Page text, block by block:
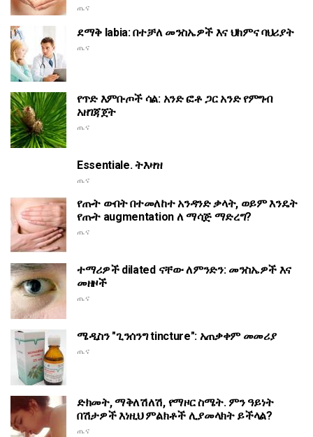
ጤና
ደማቅ labia: በተቻለ መንስኤዎች እና ህክምና ባህሪያት
ጤና
የጥድ እምቡጦች ሳል: አንድ ፎቶ ጋር አንድ የምግብ
አዘገጃጀት
ጤና
Essentiale. ትእዛዝ
ጤና
የጡት ውበት በተመለከተ አንዳንድ ቃላት, ወይም እንዴት
የጡት augmentation ለ ማሳጅ ማድረግ?
ጤና
ተማሪዎች dilated ናቸው ለምንድን: መንስኤዎች እና
መዘዞች
ጤና
ሜዲስን "ጊንሰንግ tincture": አጠቃቀም መመሪያ
ጤና
ድክመት, ማቅለሽለሽ, የማዞር ስሜት. ምን ዓይነት
በሽታዎች እነዚህ ምልክቶች ሊያመላክት ይችላል?
ጤና